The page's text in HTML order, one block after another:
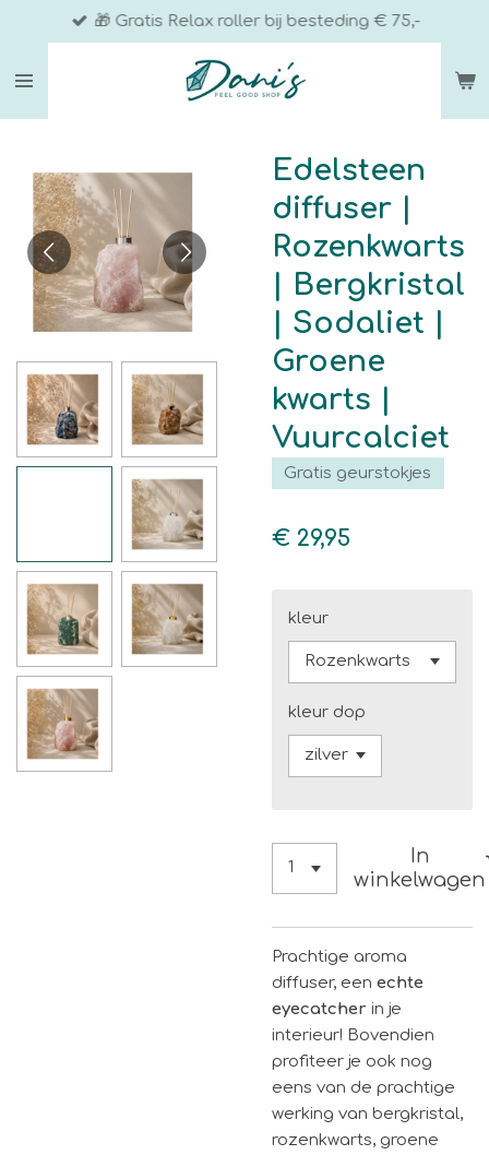
direct
naar
🎁 Gratis Relax roller bij besteding € 75,-
Edelsteen
diffuser |
Rozenkwarts
| Bergkristal
| Sodaliet |
Groene
kwarts |
Vuurcalciet
Gratis geurstokjes
€ 29,95
kleur
kleur dop
In
winkelwagen
Prachtige aroma
diffuser, een echte
eyecatcher in je
interieur! Bovendien
profiteer je ook nog
eens van de prachtige
werking van bergkristal,
rozenkwarts, groene